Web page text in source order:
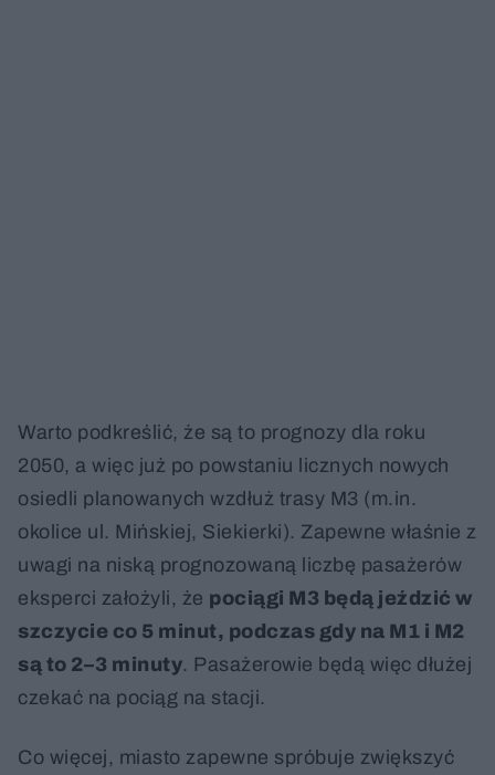
Warto podkreślić, że są to prognozy dla roku
2050, a więc już po powstaniu licznych nowych
osiedli planowanych wzdłuż trasy M3 (m.in.
okolice ul. Mińskiej, Siekierki). Zapewne właśnie z
uwagi na niską prognozowaną liczbę pasażerów
eksperci założyli, że pociągi M3 będą jeździć w
szczycie co 5 minut, podczas gdy na M1 i M2
są to 2–3 minuty. Pasażerowie będą więc dłużej
czekać na pociąg na stacji.
Co więcej, miasto zapewne spróbuje zwiększyć